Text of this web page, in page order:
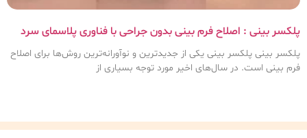
پلکسر بینی : اصلاح فرم بینی بدون جراحی با فناوری پلاسمای سرد
پلکسر بینی پلکسر بینی یکی از جدیدترین و نوآورانه‌ترین روش‌ها برای اصلاح
فرم بینی است. در سال‌های اخیر مورد توجه بسیاری از